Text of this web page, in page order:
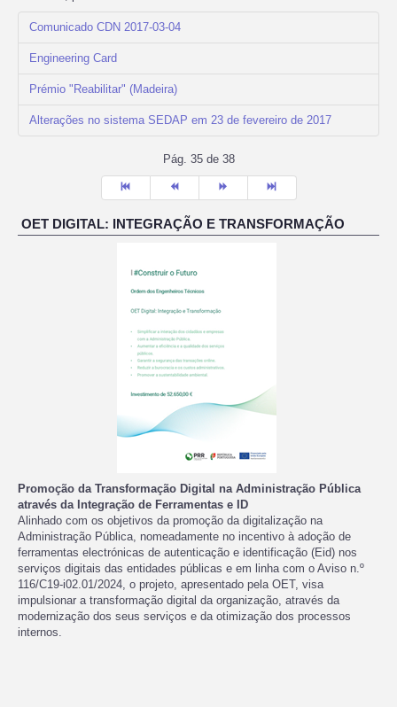
Comunicado CDN 2017-03-04
Engineering Card
Prémio "Reabilitar" (Madeira)
Alterações no sistema SEDAP em 23 de fevereiro de 2017
Pág. 35 de 38
OET DIGITAL: INTEGRAÇÃO E TRANSFORMAÇÃO
Promoção da Transformação Digital na Administração Pública
através da Integração de Ferramentas e ID
Alinhado com os objetivos da promoção da digitalização na
Administração Pública, nomeadamente no incentivo à adoção de
ferramentas electrónicas de autenticação e identificação (Eid) nos
serviços digitais das entidades públicas e em linha com o Aviso n.º
116/C19-i02.01/2024, o projeto, apresentado pela OET, visa
impulsionar a transformação digital da organização, através da
modernização dos seus serviços e da otimização dos processos
internos.